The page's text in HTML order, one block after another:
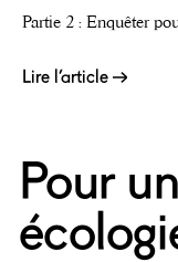
Partie 2 : Enquêter
Lire l’article
Pour